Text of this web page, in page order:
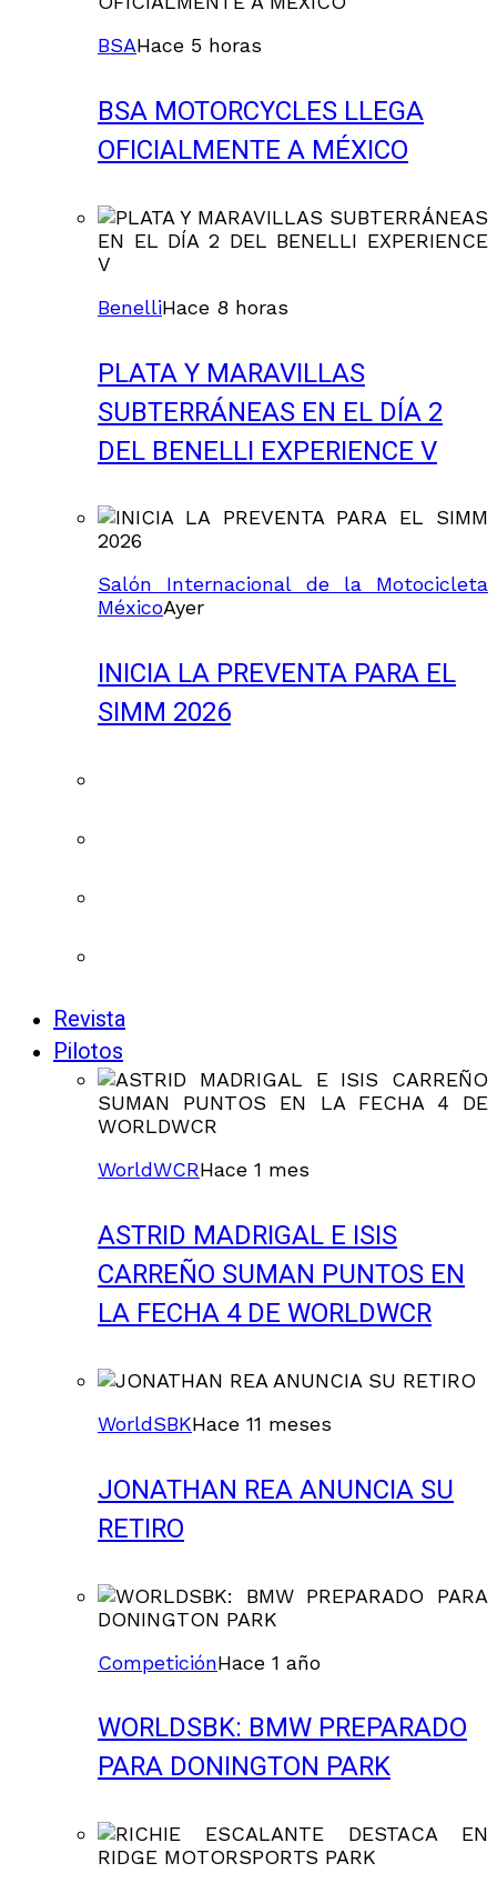
BSAHace 5 horas
BSA MOTORCYCLES LLEGA
OFICIALMENTE A MÉXICO
BenelliHace 8 horas
PLATA Y MARAVILLAS
SUBTERRÁNEAS EN EL DÍA 2
DEL BENELLI EXPERIENCE V
Salón Internacional de la Motocicleta
MéxicoAyer
INICIA LA PREVENTA PARA EL
SIMM 2026
Revista
Pilotos
WorldWCRHace 1 mes
ASTRID MADRIGAL E ISIS
CARREÑO SUMAN PUNTOS EN
LA FECHA 4 DE WORLDWCR
WorldSBKHace 11 meses
JONATHAN REA ANUNCIA SU
RETIRO
CompeticiónHace 1 año
WORLDSBK: BMW PREPARADO
PARA DONINGTON PARK